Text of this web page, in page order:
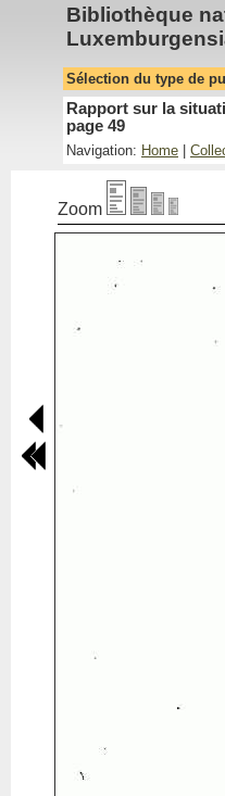
Bibliothèque
Sélection du type de
Rapport sur la
page 49
Navigation: Home
Zoom